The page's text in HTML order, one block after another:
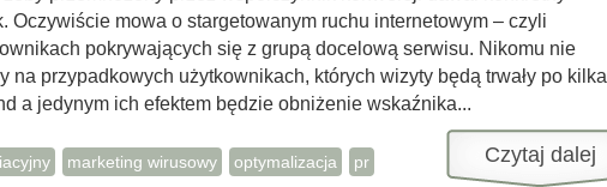
Oczywiście mowa o stargetowanym ruchu internetowym – czyli
pokrywających się z grupą docelową serwisu. Nikomu nie
na przypadkowych użytkownikach, których wizyty będą trwały po kilka
a jedynym ich efektem będzie obniżenie wskaźnika...
Czytaj dalej
marketing wirusowy optymalizacja pr